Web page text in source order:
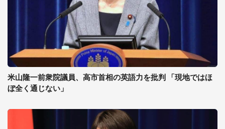
米山隆一前衆院議員、高市首相の英語力を批判 「現地ではほ
ぼ全く通じない」